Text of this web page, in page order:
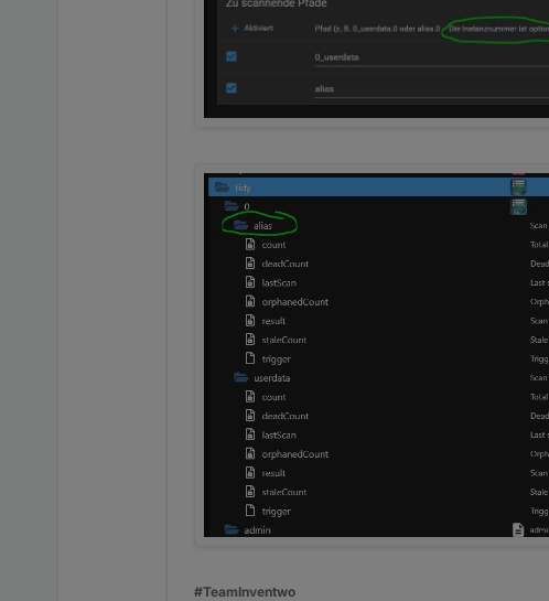
#TeamInventwo